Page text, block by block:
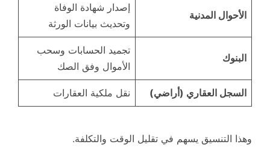
الأحوال المدنية
إصدار شهادة الوفاة
وتحديث بيانات الورثة
البنوك
تجميد الحسابات وسحب
الأموال وفق الصك
السجل العقاري (أراضي) نقل ملكية العقارات
وهذا التنسيق يسهم في تقليل الوقت والتكلفة.